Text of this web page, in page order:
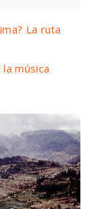
La ruta
música